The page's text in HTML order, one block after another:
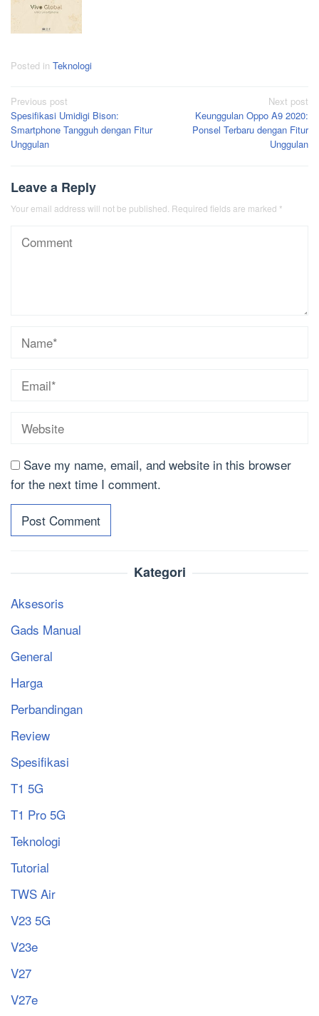
Posted in Teknologi
Post
navigation
Previous post
Spesifikasi Umidigi Bison:
Smartphone Tangguh dengan Fitur
Unggulan
Next post
Keunggulan Oppo A9 2020:
Ponsel Terbaru dengan Fitur
Unggulan
Leave a Reply
Your email address will not be published. Required fields are marked *
Save my name, email, and website in this browser
for the next time I comment.
Kategori
Aksesoris
Gads Manual
General
Harga
Perbandingan
Review
Spesifikasi
T1 5G
T1 Pro 5G
Teknologi
Tutorial
TWS Air
V23 5G
V23e
V27
V27e